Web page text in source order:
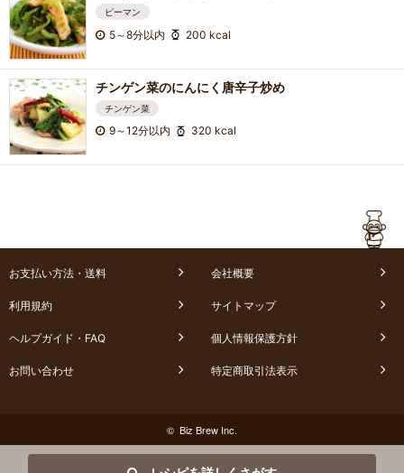
ピーマン
5～8分以内 200 kcal
チンゲン菜のにんにく唐辛子炒め
チンゲン菜
9～12分以内 320 kcal
お支払い方法・送料 会社概要
利用規約 サイトマップ
ヘルプガイド・FAQ 個人情報保護方針
お問い合わせ 特定商取引法表示
© Biz Brew Inc.